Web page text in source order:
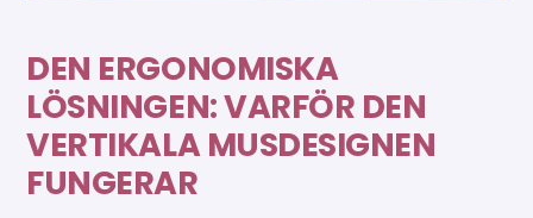
DEN ERGONOMISKA
LÖSNINGEN: VARFÖR DEN
VERTIKALA MUSDESIGNEN
FUNGERAR